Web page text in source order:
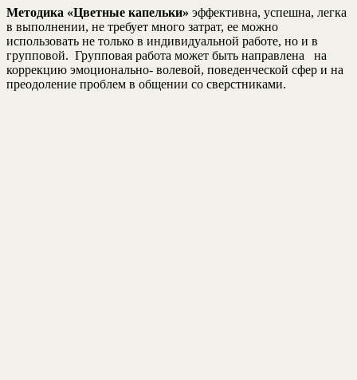
Методика «Цветные капельки» эффективна, успешна, легка
в выполнении, не требует много затрат, ее можно
использовать не только в индивидуальной работе, но и в
групповой. Групповая работа может быть направлена на
коррекцию эмоционально- волевой, поведенческой сфер и на
преодоление проблем в общении со сверстниками.